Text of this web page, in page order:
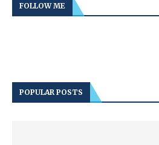
FOLLOW ME
POPULAR POSTS